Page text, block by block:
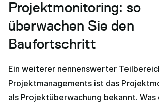
Projektmonitoring: so
überwachen Sie den
Baufortschritt
Ein weiterer nennenswerter
Projektmanagements ist das
als Projektüberwachung bekannt. Was